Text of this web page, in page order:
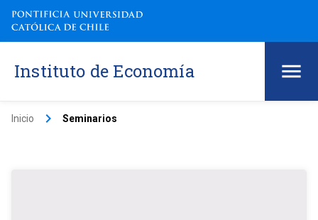
Instituto de Economía
Inicio keyboard_arrow_right Seminarios